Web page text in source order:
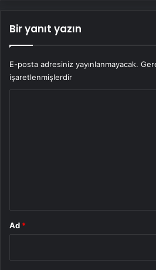
Bir yanıt yazın
E-posta adresiniz yayınlanmayacak.
işaretlenmişlerdir
Ad *